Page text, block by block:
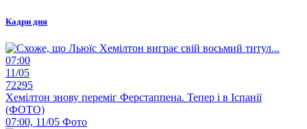
Кадри дня
07:00
11/05
72295
Хемілтон знову переміг Ферстаппена. Тепер і в Іспанії
(ФОТО)
07:00, 11/05 Фото